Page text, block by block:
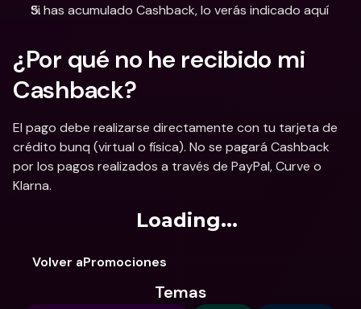
Si has acumulado Cashback, lo verás indicado aquí
¿Por qué no he recibido mi
Cashback?
El pago debe realizarse directamente con tu tarjeta de
crédito bunq (virtual o física). No se pagará Cashback
por los pagos realizados a través de PayPal, Curve o
Klarna.
Loading...
Volver aPromociones
Temas